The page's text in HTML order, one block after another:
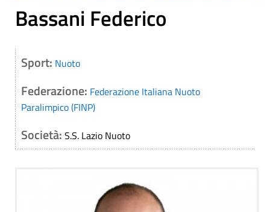
Bassani Federico
Sport: Nuoto
Federazione: Federazione Italiana Nuoto
Paralimpico (FINP)
Società: S.S. Lazio Nuoto